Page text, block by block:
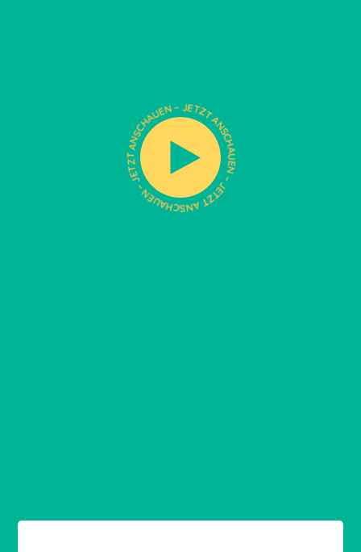
J
E
T
Z
T
A
N
S
C
H
A
U
E
N
–
J
E
T
Z
T
A
N
S
C
H
A
U
E
N
–JETZT ANSCHA
U
E
N
–